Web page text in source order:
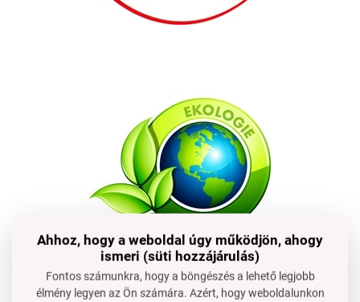
Ökológia
Ahhoz, hogy a weboldal úgy működjön, ahogy
ismeri (süti hozzájárulás)
Fontos számunkra, hogy a böngészés a lehető legjobb
élmény legyen az Ön számára. Azért, hogy weboldalunkon